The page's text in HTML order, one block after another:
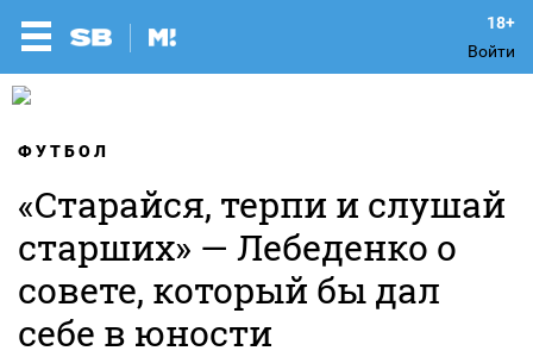
Войти
ФУТБОЛ
«Старайся, терпи и слушай
старших» — Лебеденко о
совете, который бы дал
себе в юности